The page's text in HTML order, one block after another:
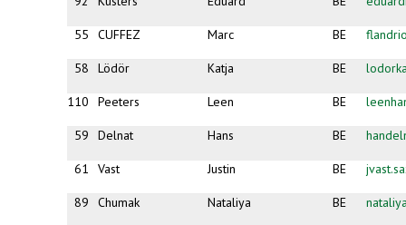
55 CUFFEZ Marc BE
58 Lödör Katja BE
110 Peeters Leen BE
59 Delnat Hans BE
61 Vast Justin BE
89 Chumak Nataliya BE